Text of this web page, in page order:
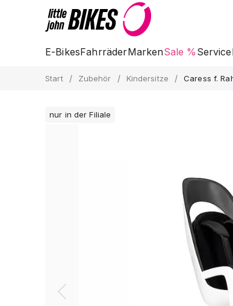
E-BikesFahrräderMarkenSale % Service
Start / Zubehör / Kindersitze / Caress f.
nur in der Filiale